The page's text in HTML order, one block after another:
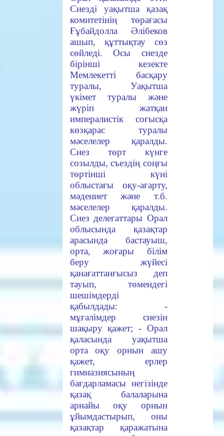
Сиезді уақытша қазақ
комитетінің төрағасы
Ғұбайдолла Әлібеков
ашып, құттықтау сөз
сөйледі. Осы сиезде
бірінші кезекте
Мемлекетті басқару
туралы, Уақытша
үкімет туралы және
жүріп жатқан
импералистік соғысқа
көзқарас туралы
мәселелер қаралды.
Сиез төрт күнге
созылды, съездің соңғы
төртінші күні
облыстағы оқу-ағарту,
мәдениет және т.б.
мәселелер қаралды.
Сиез делегаттары Орал
облысында қазақтар
арасында бастауыш,
орта, жоғары білім
беру жүйесі
қанағаттанғысыз деп
тауып, төмендегі
шешімдерді
қабылдады: -
мұғалімдер сиезін
шақыру қажет; - Орал
қаласында уақытша
орта оқу орнын ашу
қажет, ерлер
гимназиясының
бағдарламасы негізінде
қазақ балаларына
арнайы оқу орнын
ұйымдастырып, оны
қазақтар қаражатына